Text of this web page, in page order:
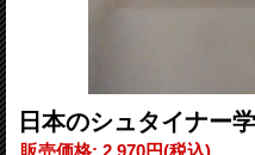
日本のシュタイナ
販売価格: 2,970円(税込)